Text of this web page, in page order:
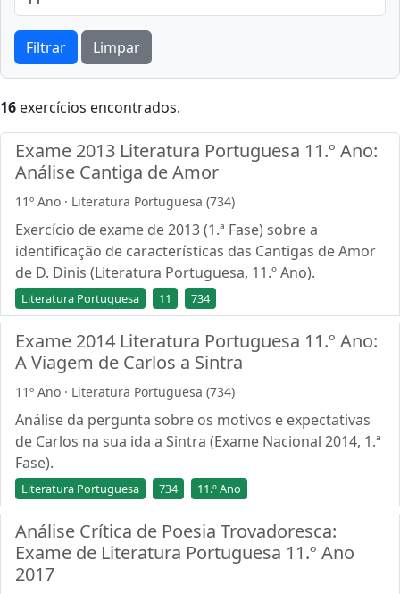
Filtrar Limpar
16 exercícios encontrados.
Exame 2013 Literatura Portuguesa 11.º Ano:
Análise Cantiga de Amor
11º Ano · Literatura Portuguesa (734)
Exercício de exame de 2013 (1.ª Fase) sobre a
identificação de características das Cantigas de Amor
de D. Dinis (Literatura Portuguesa, 11.º Ano).
Literatura Portuguesa 11 734
Exame 2014 Literatura Portuguesa 11.º Ano:
A Viagem de Carlos a Sintra
11º Ano · Literatura Portuguesa (734)
Análise da pergunta sobre os motivos e expectativas
de Carlos na sua ida a Sintra (Exame Nacional 2014, 1.ª
Fase).
Literatura Portuguesa 734 11.º Ano
Análise Crítica de Poesia Trovadoresca:
Exame de Literatura Portuguesa 11.º Ano
2017